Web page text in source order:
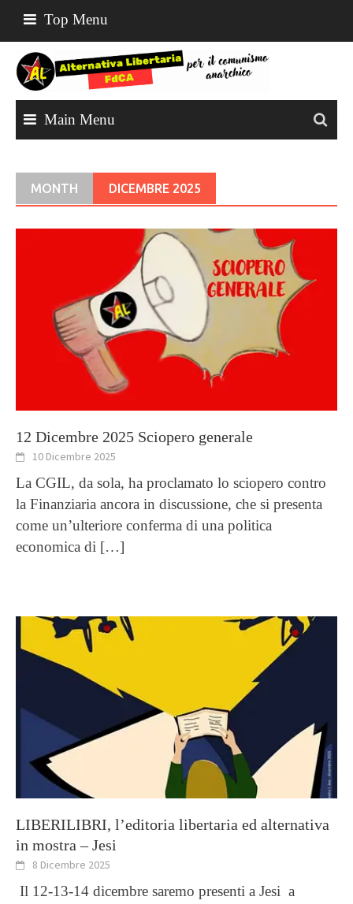
content
Top Menu
Main Menu
MONTH DICEMBRE 2025
12 Dicembre 2025 Sciopero generale
10 Dicembre 2025
La CGIL, da sola, ha proclamato lo sciopero contro
la Finanziaria ancora in discussione, che si presenta
come un’ulteriore conferma di una politica
economica di […]
LIBERILIBRI, l’editoria libertaria ed alternativa
in mostra – Jesi
8 Dicembre 2025
Il 12-13-14 dicembre saremo presenti a Jesi a